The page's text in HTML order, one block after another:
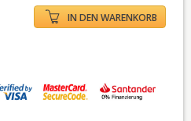
IN DEN WARENKORB